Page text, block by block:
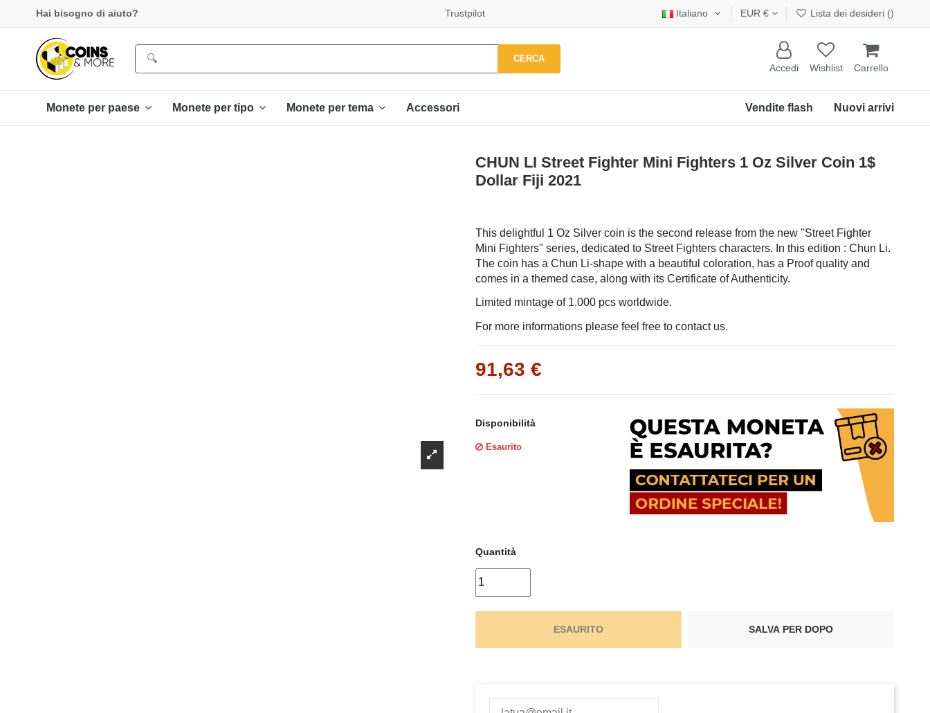
Γ
Hai bisogno di aiuto? Trustpilot Italiano EUR € Lista dei desideri ()
CERCA
Accedi Wishlist Carrello
Monete per paese Monete per tipo Monete per tema Accessori Nuovi arrivi
Vendite flash
CHUN LI Street Fighter Mini Fighters 1 Oz Silver Coin 1$
Dollar Fiji 2021
This delightful 1 Oz Silver coin is the second release from the new "Street Fighter
Mini Fighters" series, dedicated to Street Fighters characters. In this edition : Chun Li.
The coin has a Chun Li-shape with a beautiful coloration, has a Proof quality and
comes in a themed case, along with its Certificate of Authenticity.
Limited mintage of 1.000 pcs worldwide.
For more informations please feel free to contact us.
91,63 €
Disponibilità
Esaurito
Quantità
ESAURITO SALVA PER DOPO